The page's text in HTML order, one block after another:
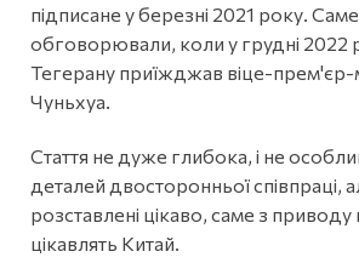
підписане у березні 2021 року.
обговорювали, коли у грудні 2022
Тегерану приїжджав віце-прем'єр-
Чуньхуа.
Стаття не дуже глибока, і не
деталей двосторонньої співпраці,
розставлені цікаво, саме з приводу
цікавлять Китай.